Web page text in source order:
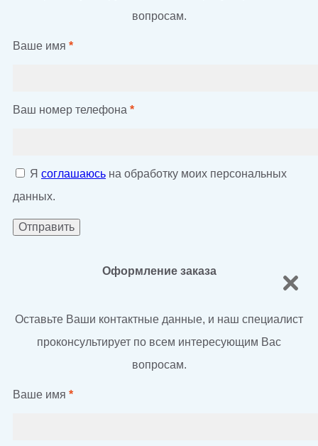
вопросам.
Ваше имя *
Ваш номер телефона *
Я соглашаюсь на обработку моих персональных
данных.
Оформление заказа
Оставьте Ваши контактные данные, и наш специалист
проконсультирует по всем интересующим Вас
вопросам.
Ваше имя *